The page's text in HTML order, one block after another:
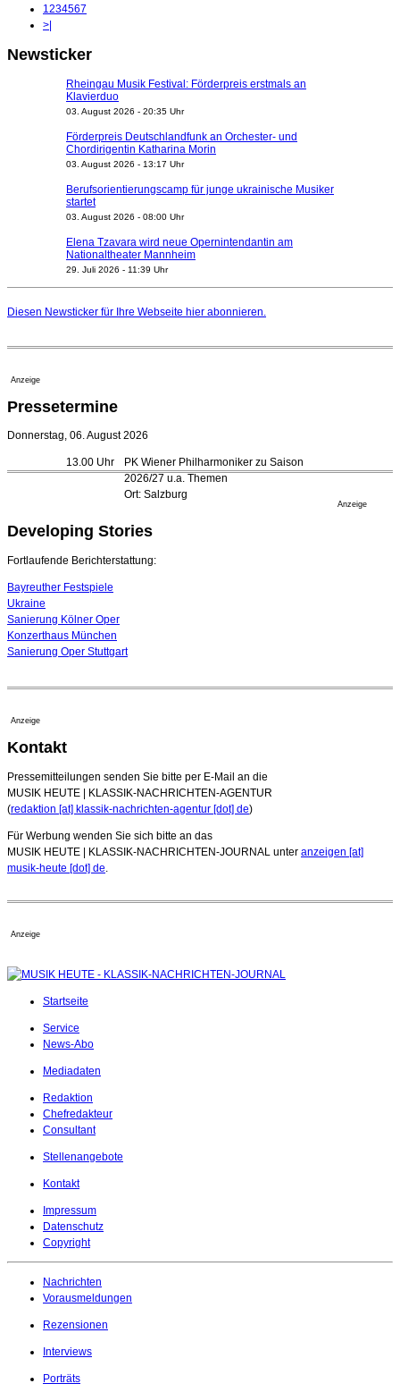
1 234567
>|
Newsticker
Rheingau Musik Festival: Förderpreis erstmals an
Klavierduo
03. August 2026 - 20:35 Uhr
Förderpreis Deutschlandfunk an Orchester- und
Chordirigentin Katharina Morin
03. August 2026 - 13:17 Uhr
Berufsorientierungscamp für junge ukrainische Musiker
startet
03. August 2026 - 08:00 Uhr
Elena Tzavara wird neue Opernintendantin am
Nationaltheater Mannheim
29. Juli 2026 - 11:39 Uhr
geht 2027
Kammerorchester Heilbronn: Chefdirigent Risto Joost
Opernhäuser gedenken vertriebener jüdischer
Ensemblemitglieder
Festspiele
17. Juli 2026 - 18:03 Uhr
16. Juli 2026 - 22:49 Uhr
Quatuor Ebène wird mit Bremer Musikfest-Preis
04. August 2026 - 13:30 Uhr
Diesen Newsticker für Ihre Webseite hier abonnieren.
Anzeige
Pressetermine
Donnerstag, 06. August 2026
13.00 Uhr
PK Wiener Philharmoniker zu Saison
2026/27 u.a. Themen
Ort: Salzburg
Anzeige
Developing Stories
Fortlaufende Berichterstattung:
Bayreuther Festspiele
Ukraine
Sanierung Kölner Oper
Konzerthaus München
Sanierung Oper Stuttgart
Anzeige
Kontakt
Pressemitteilungen senden Sie bitte per E-Mail an die
MUSIK HEUTE | KLASSIK-NACHRICHTEN-AGENTUR
(redaktion [at] klassik-nachrichten-agentur [dot] de)
Für Werbung wenden Sie sich bitte an das
MUSIK HEUTE | KLASSIK-NACHRICHTEN-JOURNAL unter anzeigen [at]
musik-heute [dot] de.
Anzeige
Startseite
Service
News-Abo
Mediadaten
Redaktion
Chefredakteur
Consultant
Stellenangebote
Kontakt
Impressum
Datenschutz
Copyright
Nachrichten
Vorausmeldungen
Rezensionen
Interviews
Porträts